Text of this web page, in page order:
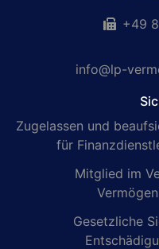
+49
info@lp-
Zugelassen und
für
Mitglied im
Gesetzliche